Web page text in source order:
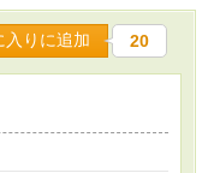
入りに追加 20